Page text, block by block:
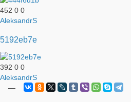
452 0 0
AleksandrS
5192eb7e
392 0 0
AleksandrS
—